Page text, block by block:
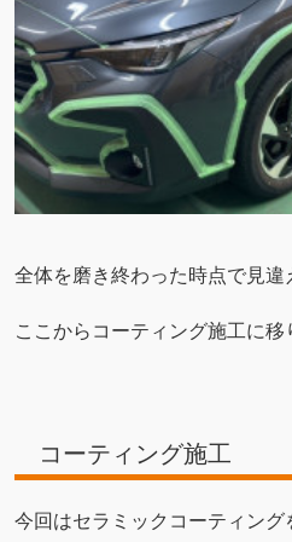
全体を磨き終わった時点で見違
ここからコーティング施工に移
コーティング施工
今回はセラミックコーティング